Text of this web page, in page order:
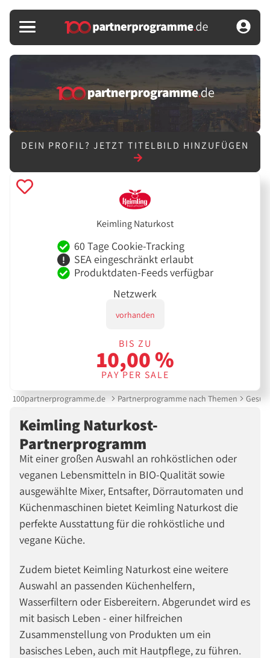
DEIN PROFIL? JETZT TITELBILD HINZUFÜGEN
Keimling Naturkost
60 Tage Cookie-Tracking
SEA eingeschränkt erlaubt
Produktdaten-Feeds verfügbar
Netzwerk
vorhanden
BIS ZU
10,00 %
PAY PER SALE
100partnerprogramme.de Partnerprogramme nach Themen
Keimling Naturkost-
Partnerprogramm
Mit einer großen Auswahl an rohköstlichen oder
veganen Lebensmitteln in BIO-Qualität sowie
ausgewählte Mixer, Entsafter, Dörrautomaten und
Küchenmaschinen bietet Keimling Naturkost die
perfekte Ausstattung für die rohköstliche und
vegane Küche.
Zudem bietet Keimling Naturkost eine weitere
Auswahl an passenden Küchenhelfern,
Wasserfiltern oder Eisbereitern. Abgerundet wird es
mit basisch Leben - einer hilfreichen
Zusammenstellung von Produkten um ein
basisches Leben, auch mit Hautpflege, zu führen.